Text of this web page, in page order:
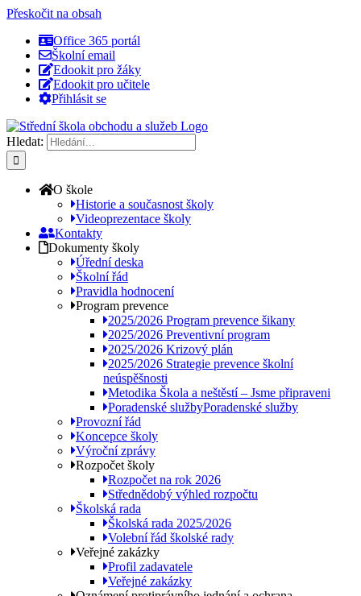
Přeskočit na obsah
Office 365 portál
Školní email
Edookit pro žáky
Edookit pro učitele
Přihlásit se
Hledat:
O škole
Historie a současnost školy
Videoprezentace školy
Kontakty
Dokumenty školy
Úřední deska
Školní řád
Pravidla hodnocení
Program prevence
2025/2026 Program prevence šikany
2025/2026 Preventivní program
2025/2026 Krizový plán
2025/2026 Strategie prevence školní
neúspěšnosti
Metodika Škola a neštěstí – Jsme připraveni
Poradenské službyPoradenské služby
Provozní řád
Koncepce školy
Výroční zprávy
Rozpočet školy
Rozpočet na rok 2026
Střednědobý výhled rozpočtu
Školská rada
Školská rada 2025/2026
Volební řád školské rady
Veřejné zakázky
Profil zadavatele
Veřejné zakázky